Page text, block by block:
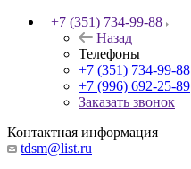
+7 (351) 734-99-88
Назад
Телефоны
+7 (351) 734-99-88
+7 (996) 692-25-89
Заказать звонок
Контактная информация
tdsm@list.ru